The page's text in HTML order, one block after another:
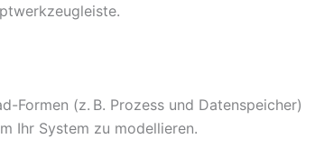
Formen (z. B. Prozess und Datenspeicher)
Ihr System zu modellieren.